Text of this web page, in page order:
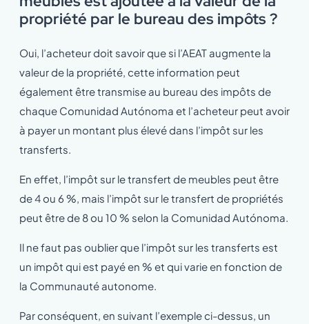
propriété par le bureau des impôts ?
Oui, l’acheteur doit savoir que si l’AEAT augmente la
valeur de la propriété, cette information peut
également être transmise au bureau des impôts de
chaque Comunidad Autónoma et l’acheteur peut avoir
à payer un montant plus élevé dans l’impôt sur les
transferts.
En effet, l’impôt sur le transfert de meubles peut être
de 4 ou 6 %, mais l’impôt sur le transfert de propriétés
peut être de 8 ou 10 % selon la Comunidad Autónoma.
Il ne faut pas oublier que l’impôt sur les transferts est
un impôt qui est payé en % et qui varie en fonction de
la Communauté autonome.
Par conséquent, en suivant l’exemple ci-dessus, un